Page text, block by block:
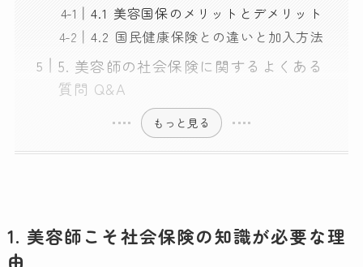
4.1 美容国保のメリットとデメリット
4.2 国民健康保険との違いと加入方法
5. 美容師の社会保険に関するよくある
質問 Q&A
もっと見る
1. 美容師こそ社会保険の知識が必要な理
由